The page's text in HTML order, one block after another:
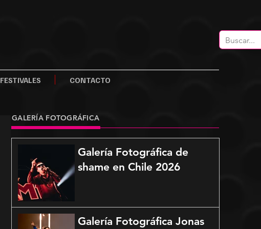
FESTIVALES CONTACTO
GALERÍA FOTOGRÁFICA
Galería Fotográfica de
shame en Chile 2026
Galería Fotográfica Jonas